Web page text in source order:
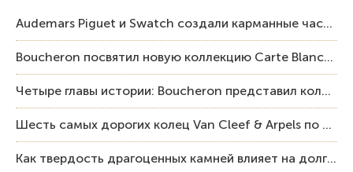
Audemars Piguet и Swatch создали карманные часы в эстетике Royal Oak и Pop Art
Boucheron посвятил новую коллекцию Carte Blanche Human Being человеку и силе мастерства
Четыре главы истории: Boucheron представил коллекцию «Nom: Boucheron, Prénom: Frédéric»
Шесть самых дорогих колец Van Cleef & Arpels по итогам аукционов Sotheby’s
Как твердость драгоценных камней влияет на долговечность ювелирных изделий